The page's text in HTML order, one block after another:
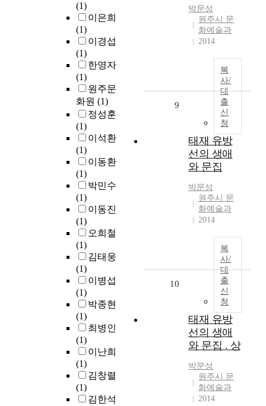
(1)
이은희
(1)
이경섭
(1)
한영자
(1)
원주문
화원 (1)
정성훈
(1)
이석환
(1)
이동환
(1)
박민수
(1)
이동진
(1)
오희철
(1)
김태웅
(1)
이병섭
(1)
박종현
(1)
최병인
(1)
이난희
(1)
김창렬
(1)
김한석
박문성
원주시 문
화예술과
2014
복
사/
대
출
신
청
9
태재 유방
선의 생애
와 문집
박문성
원주시 문
화예술과
2014
복
사/
대
출
신
청
10
태재 유방
선의 생애
와 문집 . 상
박문성
원주시 문
화예술과
2014